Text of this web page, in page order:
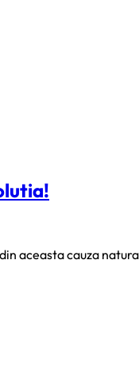
aceasta cauza